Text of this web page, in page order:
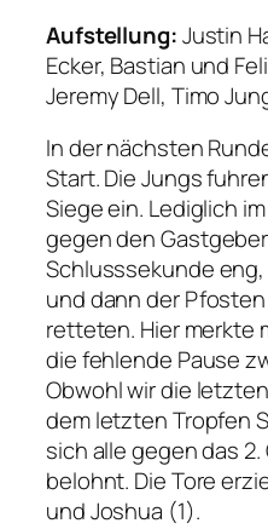
Aufstellung:Justin
Ecker, Bastian und
Jeremy Dell, Timo
In der nächsten
Start. Die Jungs
Siege ein. Lediglich
gegen den
Schlusssekunde eng,
und dann der
retteten. Hier merkte
die fehlende Pause
Obwohl wir die
dem letzten Tropfen
sich alle gegen das
belohnt. Die Tore
und Joshua (1).